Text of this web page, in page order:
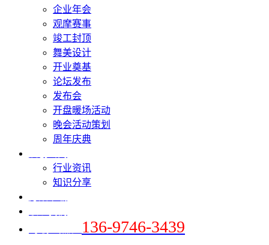
企业年会
观摩赛事
竣工封顶
舞美设计
开业奠基
论坛发布
发布会
开盘暖场活动
晚会活动策划
周年庆典
行业资讯
知识分享
136-9746-3439